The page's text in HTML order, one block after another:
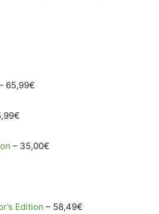
65,99€
– 35,00€
Edition – 58,49€